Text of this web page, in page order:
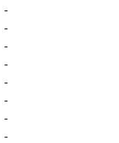
-
-
-
-
-
-
-
-